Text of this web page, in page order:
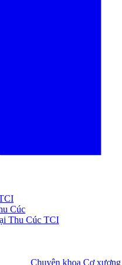
Cúc
Thu Cúc TCI
Chuyên khoa Cơ